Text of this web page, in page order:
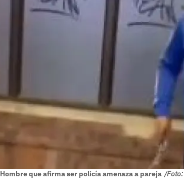
Hombre que afirma ser policía amenaza a pareja /